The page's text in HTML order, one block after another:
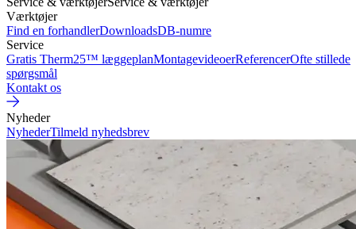
Værktøjer
Find en forhandlerDownloadsDB-numre
Service
Gratis Therm25™ læggeplanMontagevideoerReferencerOfte stillede
spørgsmål
Kontakt os
Nyheder
NyhederTilmeld nyhedsbrev